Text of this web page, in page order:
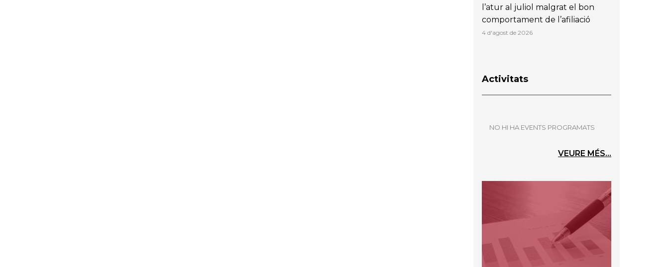
l’atur al juliol malgrat el bon
comportament de l’afiliació
4 d'agost de 2026
Activitats
NO HI HA EVENTS PROGRAMATS
VEURE MÉS...